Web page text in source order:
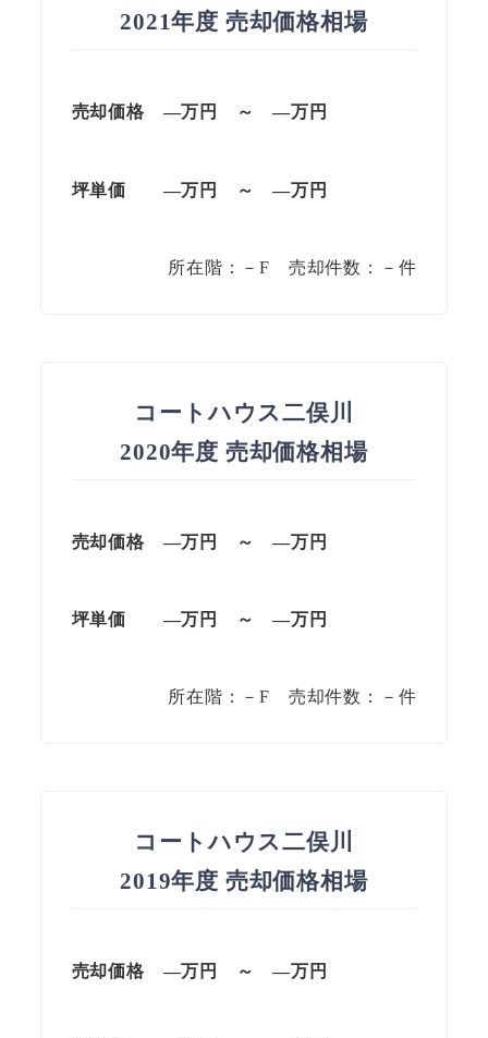
2021年度 売却価格相場
売却価格 —万円 ～ —万円
坪単価 —万円 ～—万円
所在階：－F 売却件数：－件
コートハウス二俣川
2020年度 売却価格相場
売却価格 —万円 ～ —万円
坪単価 —万円 ～—万円
所在階：－F 売却件数：－件
コートハウス二俣川
2019年度 売却価格相場
売却価格 —万円 ～ —万円